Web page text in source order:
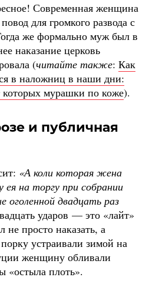
Современная женщина
для громкого развода с
же формально муж был в
наказание церковь
(читайте также: Как
в наложниц в наши дни:
которых мурашки по коже).
и публичная
«А коли которая жена
на торгу при собрании
оголенной двадцать раз
ударов — это «лайт»
просто наказать, а
устраивали зимой на
женщину обливали
«остыла плоть».